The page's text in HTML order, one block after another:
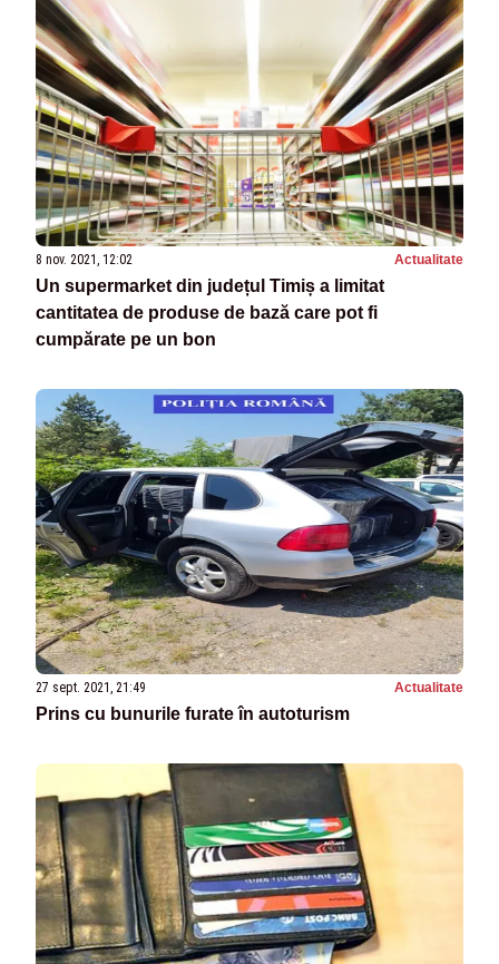
8 nov. 2021, 12:02 Actualitate
Un supermarket din județul Timiș a limitat
cantitatea de produse de bază care pot fi
cumpărate pe un bon
27 sept. 2021, 21:49 Actualitate
Prins cu bunurile furate în autoturism